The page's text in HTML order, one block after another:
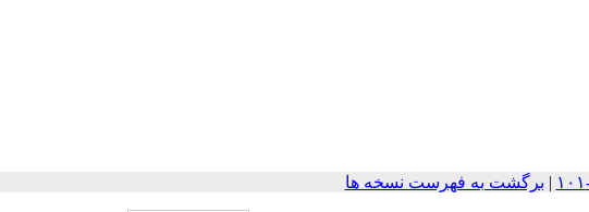
| برگشت به فهرست نسخه ها